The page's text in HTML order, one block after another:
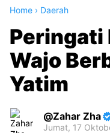
Home › Daerah
Peringati
Wajo
Yatim
Zahar Zha
Jumat, 17